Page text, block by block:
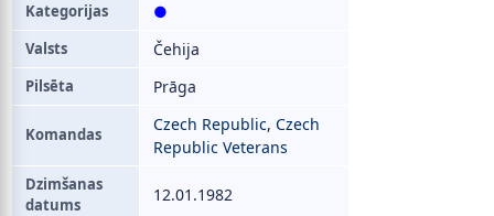
Kategorijas ●
Valsts Čehija
Pilsēta Prāga
Komandas Czech Republic, Czech
Republic Veterans
Dzimšanas
datums
12.01.1982